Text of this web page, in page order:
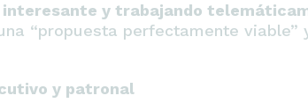
y trabajando
“propuesta perfectamente viable”
y patronal